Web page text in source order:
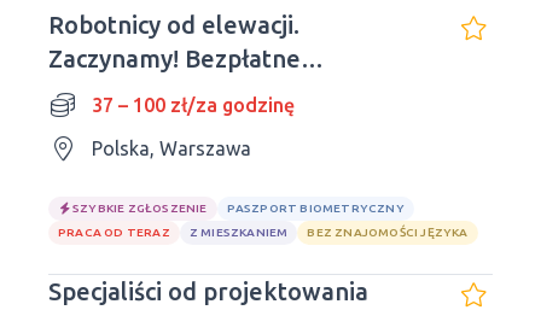
Robotnicy od elewacji.
Zaczynamy! Bezpłatne
zakwaterowanie i transport.
Warszawa, Łódź
37 – 100 zł/za godzinę
Polska, Warszawa
SZYBKIE ZGŁOSZENIE
PASZPORT BIOMETRYCZNY
PRACA OD TERAZ
Z MIESZKANIEM BEZ ZNAJOMOŚCI JĘZYKA
Specjaliści od projektowania